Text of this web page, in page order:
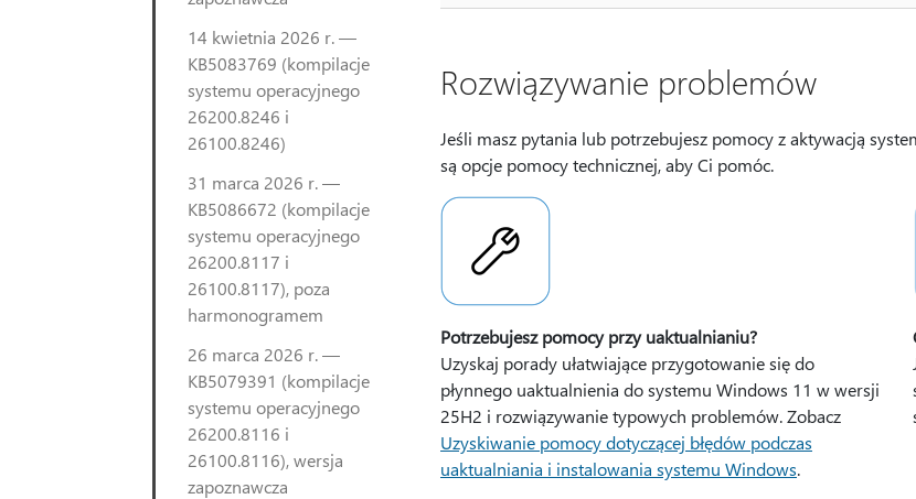
14 kwietnia 2026 r. —
KB5083769 (kompilacje
systemu operacyjnego
26200.8246 i
26100.8246)
31 marca 2026 r. —
KB5086672 (kompilacje
systemu operacyjnego
26200.8117 i
26100.8117), poza
harmonogramem
26 marca 2026 r. —
KB5079391 (kompilacje
systemu operacyjnego
26200.8116 i
26100.8116), wersja
zapoznawcza
Rozwiązywanie problemów
Jeśli masz pytania lub potrzebujesz pomocy z aktywacją
są opcje pomocy technicznej, aby Ci pomóc.
Potrzebujesz pomocy przy uaktualnianiu?
Uzyskaj porady ułatwiające przygotowanie się do
płynnego uaktualnienia do systemu Windows 11 w wersji
25H2 i rozwiązywanie typowych problemów. Zobacz
Uzyskiwanie pomocy dotyczącej błędów podczas
uaktualniania i instalowania systemu Windows.